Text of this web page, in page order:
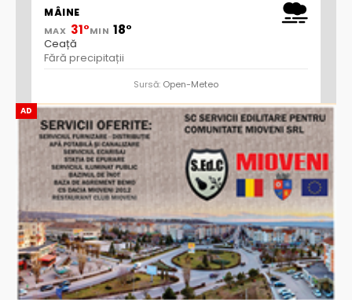
AD
MÂINE
MAX 31°MIN 18°
Ceață
Fără precipitații
Sursă: Open-Meteo